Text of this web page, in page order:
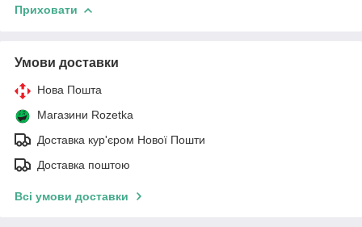
Приховати
Умови доставки
Нова Пошта
Магазини Rozetka
Доставка кур'єром Нової Пошти
Доставка поштою
Всі умови доставки